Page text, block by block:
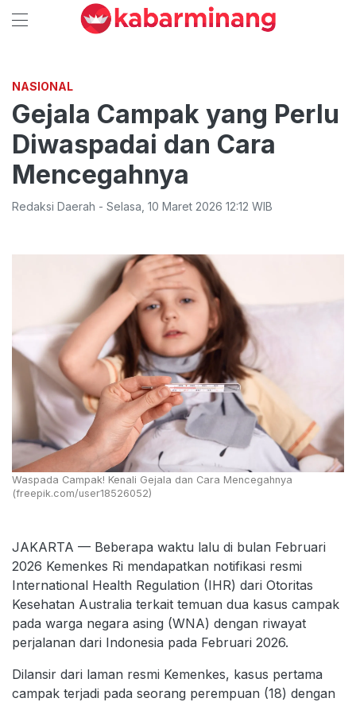
NASIONAL
Gejala Campak yang Perlu
Diwaspadai dan Cara
Mencegahnya
Redaksi Daerah - Selasa 10 Maret 2026 12:12 WIB
Waspada Campak! Kenali Gejala dan Cara Mencegahnya
(freepik.com/user18526052)
JAKARTA — Beberapa waktu lalu di bulan Februari
2026 Kemenkes Ri mendapatkan notifikasi resmi
International Health Regulation (IHR) dari Otoritas
Kesehatan Australia terkait temuan dua kasus campak
pada warga negara asing (WNA) dengan riwayat
perjalanan dari Indonesia pada Februari 2026.
Dilansir dari laman resmi Kemenkes, kasus pertama
campak terjadi pada seorang perempuan (18) dengan